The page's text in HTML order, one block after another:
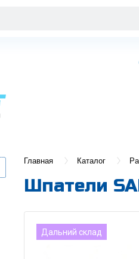
Главная Каталог
Шпатели
Дальний склад